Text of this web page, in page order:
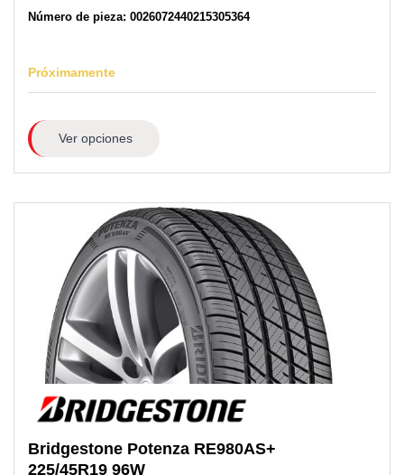
Número de pieza: 0026072440215305364
Próximamente
Ver opciones
Bridgestone Potenza RE980AS+
225/45R19 96W